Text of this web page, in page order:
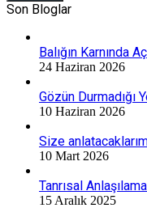
Son Bloglar
Balığın Karnında
24 Haziran 2026
Gözün Durmadığı
10 Haziran 2026
Size
10 Mart 2026
Tanrısal
15 Aralık 2025